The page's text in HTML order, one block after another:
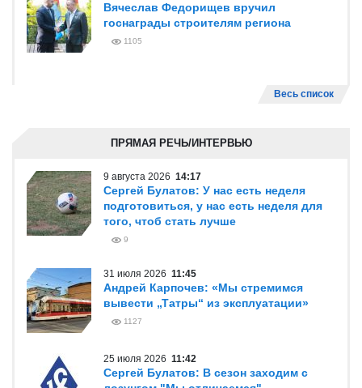
Вячеслав Федорищев вручил
госнаграды строителям региона
1105
Весь список
ПРЯМАЯ РЕЧЬ/ИНТЕРВЬЮ
9 августа 2026 14:17
Сергей Булатов: У нас есть неделя
подготовиться, у нас есть неделя для
того, чтоб стать лучше
9
31 июля 2026 11:45
Андрей Карпочев: «Мы стремимся
вывести „Татры“ из эксплуатации»
1127
25 июля 2026 11:42
Сергей Булатов: В сезон заходим с